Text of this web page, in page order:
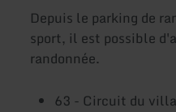
Depuis le parking de
sport, il est possible
randonnée.
63 - Circuit du